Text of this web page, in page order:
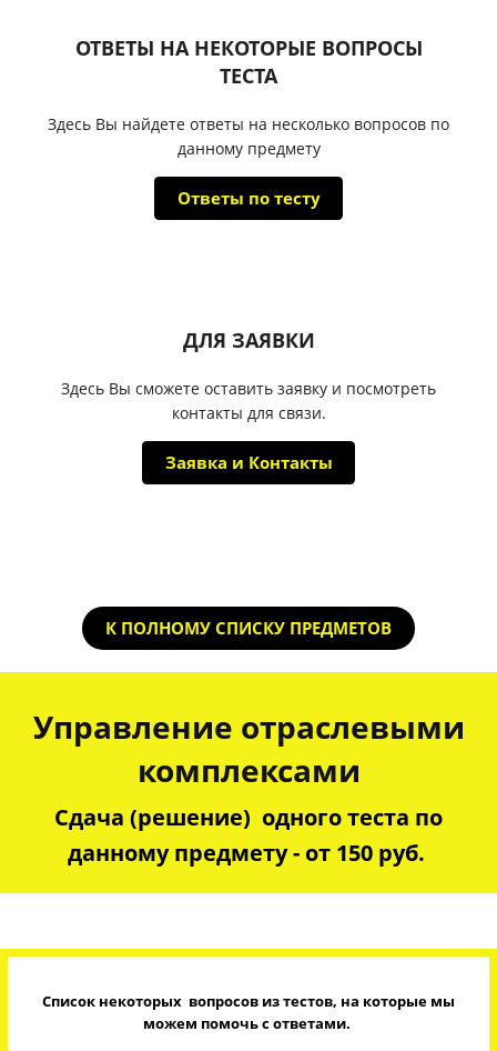
ОТВЕТЫ НА НЕКОТОРЫЕ ВОПРОСЫ
ТЕСТА
Здесь Вы найдете ответы на несколько вопросов по
данному предмету
Ответы по тесту
ДЛЯ ЗАЯВКИ
Здесь Вы сможете оставить заявку и посмотреть
контакты для связи.
Заявка и Контакты
К ПОЛНОМУ СПИСКУ ПРЕДМЕТОВ
Управление отраслевыми
комплексами
Сдача (решение) одного теста по
данному предмету - от 150 руб.
Список некоторых вопросов из тестов, на которые мы
можем помочь с ответами.